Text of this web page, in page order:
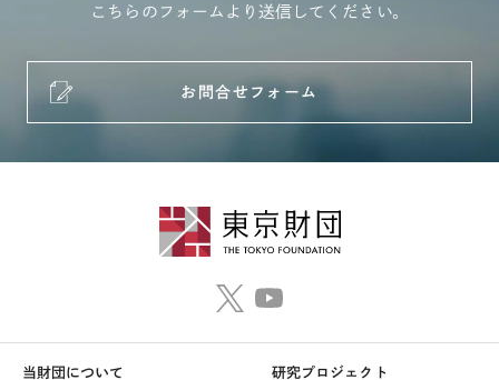
こちらのフォームより送信してください。
お問合せフォーム
当財団について 研究プロジェクト